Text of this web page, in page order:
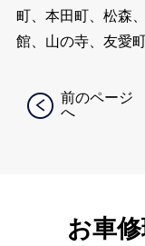
町、本田町、松森
館、山の寺、友愛町
前のページ
へ
お車